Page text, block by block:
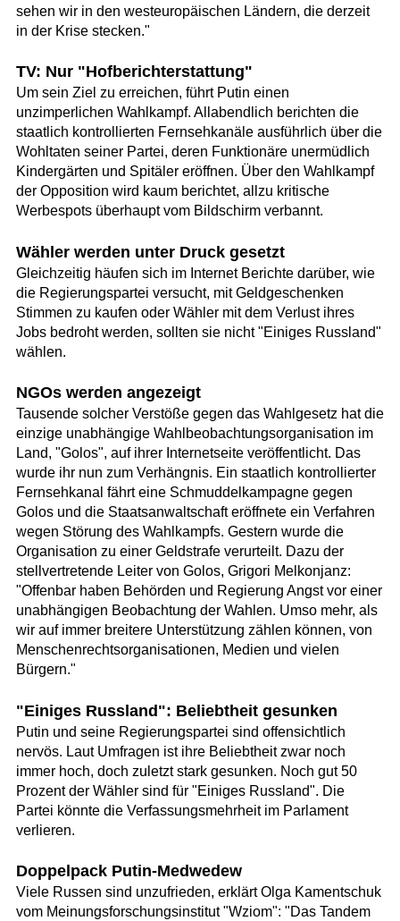
sehen wir in den westeuropäischen Ländern, die derzeit
in der Krise stecken."
TV: Nur "Hofberichterstattung"
Um sein Ziel zu erreichen, führt Putin einen
unzimperlichen Wahlkampf. Allabendlich berichten die
staatlich kontrollierten Fernsehkanäle ausführlich über die
Wohltaten seiner Partei, deren Funktionäre unermüdlich
Kindergärten und Spitäler eröffnen. Über den Wahlkampf
der Opposition wird kaum berichtet, allzu kritische
Werbespots überhaupt vom Bildschirm verbannt.
Wähler werden unter Druck gesetzt
Gleichzeitig häufen sich im Internet Berichte darüber, wie
die Regierungspartei versucht, mit Geldgeschenken
Stimmen zu kaufen oder Wähler mit dem Verlust ihres
Jobs bedroht werden, sollten sie nicht "Einiges Russland"
wählen.
NGOs werden angezeigt
Tausende solcher Verstöße gegen das Wahlgesetz hat die
einzige unabhängige Wahlbeobachtungsorganisation im
Land, "Golos", auf ihrer Internetseite veröffentlicht. Das
wurde ihr nun zum Verhängnis. Ein staatlich kontrollierter
Fernsehkanal fährt eine Schmuddelkampagne gegen
Golos und die Staatsanwaltschaft eröffnete ein Verfahren
wegen Störung des Wahlkampfs. Gestern wurde die
Organisation zu einer Geldstrafe verurteilt. Dazu der
stellvertretende Leiter von Golos, Grigori Melkonjanz:
"Offenbar haben Behörden und Regierung Angst vor einer
unabhängigen Beobachtung der Wahlen. Umso mehr, als
wir auf immer breitere Unterstützung zählen können, von
Menschenrechtsorganisationen, Medien und vielen
Bürgern."
"Einiges Russland": Beliebtheit gesunken
Putin und seine Regierungspartei sind offensichtlich
nervös. Laut Umfragen ist ihre Beliebtheit zwar noch
immer hoch, doch zuletzt stark gesunken. Noch gut 50
Prozent der Wähler sind für "Einiges Russland". Die
Partei könnte die Verfassungsmehrheit im Parlament
verlieren.
Doppelpack Putin-Medwedew
Viele Russen sind unzufrieden, erklärt Olga Kamentschuk
vom Meinungsforschungsinstitut "Wziom": "Das Tandem